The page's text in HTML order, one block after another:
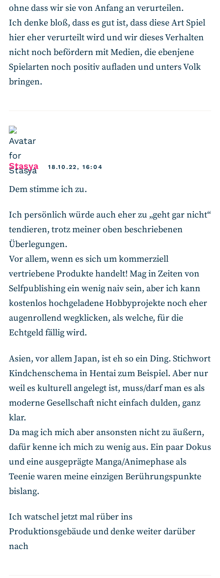
ohne dass wir sie von Anfang an verurteilen.
Ich denke bloß, dass es gut ist, dass diese Art Spiel
hier eher verurteilt wird und wir dieses Verhalten
nicht noch befördern mit Medien, die ebenjene
Spielarten noch positiv aufladen und unters Volk
bringen.
Stasya says:18.10.22, 16:04
Dem stimme ich zu.
Ich persönlich würde auch eher zu „geht gar nicht“
tendieren, trotz meiner oben beschriebenen
Überlegungen.
Vor allem, wenn es sich um kommerziell
vertriebene Produkte handelt! Mag in Zeiten von
Selfpublishing ein wenig naiv sein, aber ich kann
kostenlos hochgeladene Hobbyprojekte noch eher
augenrollend wegklicken, als welche, für die
Echtgeld fällig wird.
Asien, vor allem Japan, ist eh so ein Ding. Stichwort
Kindchenschema in Hentai zum Beispiel. Aber nur
weil es kulturell angelegt ist, muss/darf man es als
moderne Gesellschaft nicht einfach dulden, ganz
klar.
Da mag ich mich aber ansonsten nicht zu äußern,
dafür kenne ich mich zu wenig aus. Ein paar Dokus
und eine ausgeprägte Manga/Animephase als
Teenie waren meine einzigen Berührungspunkte
bislang.
Ich watschel jetzt mal rüber ins
Produktionsgebäude und denke weiter darüber
nach